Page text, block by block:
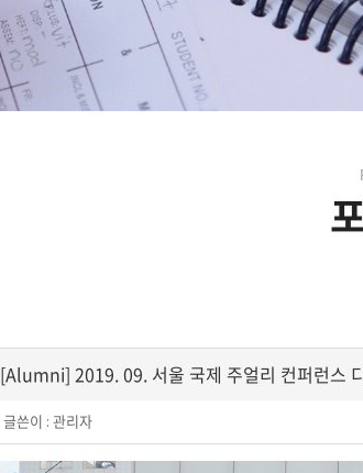
[Alumni] 2019. 09. 서울 국제 주얼리 컨퍼런스
글쓴이 : 관리자